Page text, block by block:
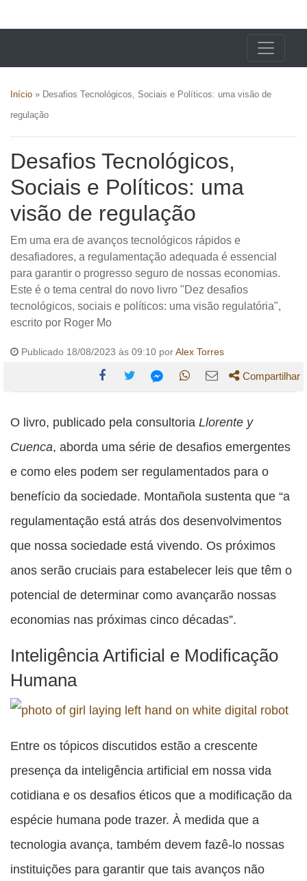
Início » Desafios Tecnológicos, Sociais e Políticos: uma visão de
regulação
Desafios Tecnológicos,
Sociais e Políticos: uma
visão de regulação
Em uma era de avanços tecnológicos rápidos e
desafiadores, a regulamentação adequada é essencial
para garantir o progresso seguro de nossas economias.
Este é o tema central do novo livro "Dez desafios
tecnológicos, sociais e políticos: uma visão regulatória",
escrito por Roger Mo
Publicado 18/08/2023 às 09:10 porAlex Torres
esta
publicação
Facebook
esta
publicação
Twitter
esta
publicação
esta
publicação
WhatsApp
esta
Email
Compartilhar
O livro, publicado pela consultoria Llorente y
Cuenca, aborda uma série de desafios emergentes
e como eles podem ser regulamentados para o
benefício da sociedade. Montañola sustenta que “a
regulamentação está atrás dos desenvolvimentos
que nossa sociedade está vivendo. Os próximos
anos serão cruciais para estabelecer leis que têm o
potencial de determinar como avançarão nossas
economias nas próximas cinco décadas”.
Inteligência Artificial e Modificação
Humana
Entre os tópicos discutidos estão a crescente
presença da inteligência artificial em nossa vida
cotidiana e os desafios éticos que a modificação da
espécie humana pode trazer. À medida que a
tecnologia avança, também devem fazê-lo nossas
instituições para garantir que tais avanços não